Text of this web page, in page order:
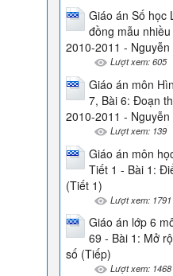
Giáo án Số học
đồng mẫu
2010-2011 -
Lượt xem: 605
Giáo án môn
7, Bài 6: Đoạn
2010-2011 -
Lượt xem: 139
Giáo án môn
Tiết 1 - Bài 1:
(Tiết 1)
Lượt xem: 1791
Giáo án lớp 6
69 - Bài 1: Mở
số (Tiếp)
Lượt xem: 1468